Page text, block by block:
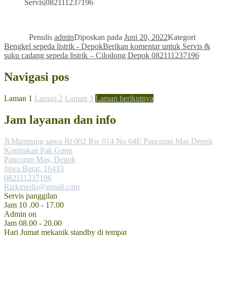
Servis|082111237196
Penulis adminDiposkan pada Juni 20, 2022Kategori
Bengkel sepeda listrik - DepokBerikan komentaruntuk Servis &
suku cadang sepeda listrik – Cilodong Depok 082111237196
Navigasi pos
Laman 1 Laman 2 Laman 3 Laman berikutnya
Jam layanan dan info
Jl.Mampang sawo Rt 002 Rw 014 No 64E Pancoran Mas Depok
Kontrakan Pak Gono
Pancoran Mas, Depok
Jawa Barat, 16433
082111237196
Rizkimolis@gmail.com
Servis panggilan
Jam 10 .00 - 17.00
Admin on
Jam 08.00 - 20.00
Hari Jumat mekanik standby di tempat